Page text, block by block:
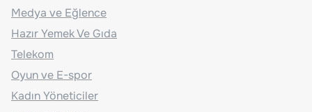
Medya ve Eğlence
Hazır Yemek Ve Gıda
Telekom
Oyun ve E-spor
Kadın Yöneticiler